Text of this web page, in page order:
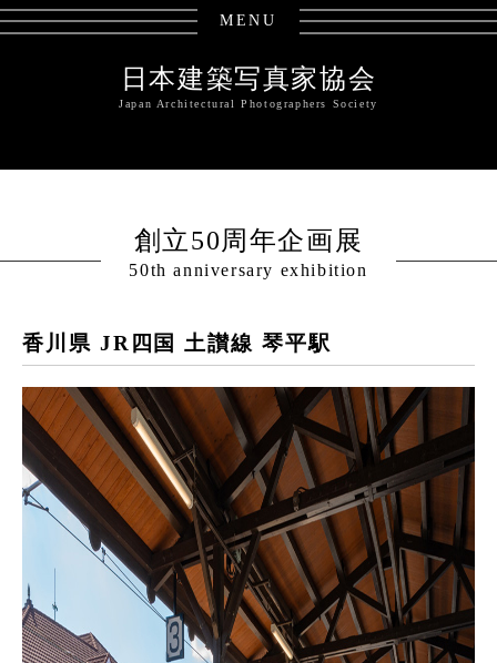
MENU
日本建築写真家協会
Japan Architectural Photographers Society
創立50周年企画展
50th anniversary exhibition
香川県 JR四国 土讃線 琴平駅